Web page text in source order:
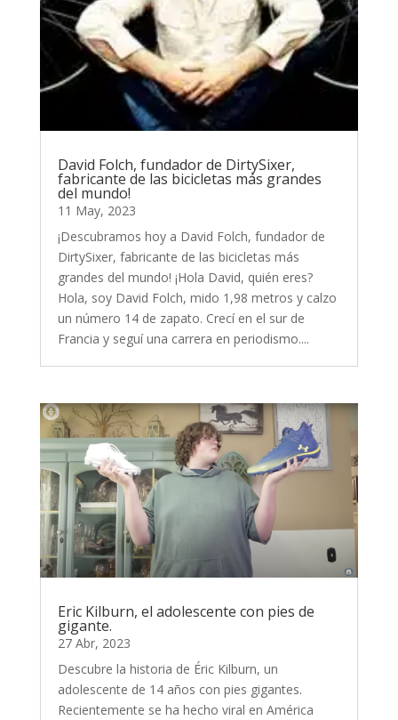
David Folch, fundador de DirtySixer,
fabricante de las bicicletas más grandes
del mundo!
11 May, 2023
¡Descubramos hoy a David Folch, fundador de
DirtySixer, fabricante de las bicicletas más
grandes del mundo! ¡Hola David, quién eres?
Hola, soy David Folch, mido 1,98 metros y calzo
un número 14 de zapato. Crecí en el sur de
Francia y seguí una carrera en periodismo....
Eric Kilburn, el adolescente con pies de
gigante.
27 Abr, 2023
Descubre la historia de Éric Kilburn, un
adolescente de 14 años con pies gigantes.
Recientemente se ha hecho viral en América